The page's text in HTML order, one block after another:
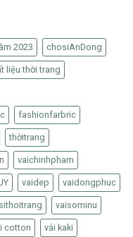
2023 chosiAnDong
liệu thời trang
fashionfarbric
thờitrang
vaichinhpham
vaidep vaidongphuc
vaisominu
cotton vải kaki